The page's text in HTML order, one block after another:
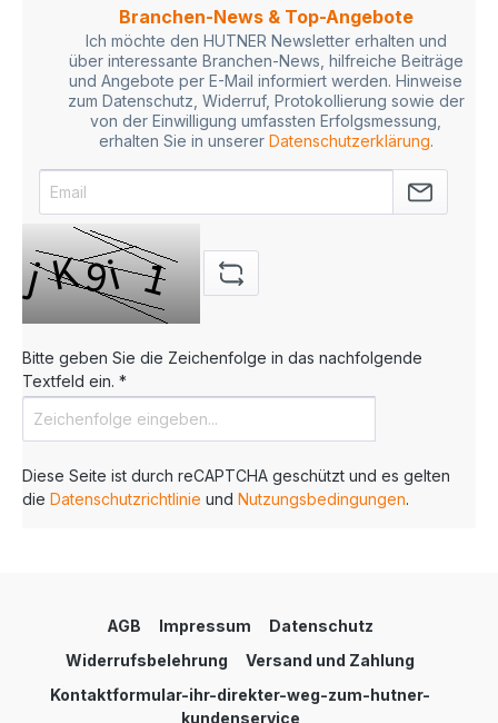
Branchen-News & Top-Angebote
Ich möchte den HUTNER Newsletter erhalten und
über interessante Branchen-News, hilfreiche Beiträge
und Angebote per E-Mail informiert werden. Hinweise
zum Datenschutz, Widerruf, Protokollierung sowie der
von der Einwilligung umfassten Erfolgsmessung,
erhalten Sie in unserer Datenschutzerklärung.
Bitte geben Sie die Zeichenfolge in das nachfolgende
Textfeld ein. *
Diese Seite ist durch reCAPTCHA geschützt und es gelten
die Datenschutzrichtlinie und Nutzungsbedingungen.
AGB Impressum
Datenschutz
Widerrufsbelehrung
Versand und Zahlung
Kontaktformular-ihr-direkter-weg-zum-hutner-
kundenservice